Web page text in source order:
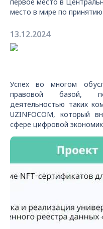
место в мире по
13.12.2024
Успех во многом
правовой базой,
деятельностью таких
UZINFOCOM, который
сфере цифровой